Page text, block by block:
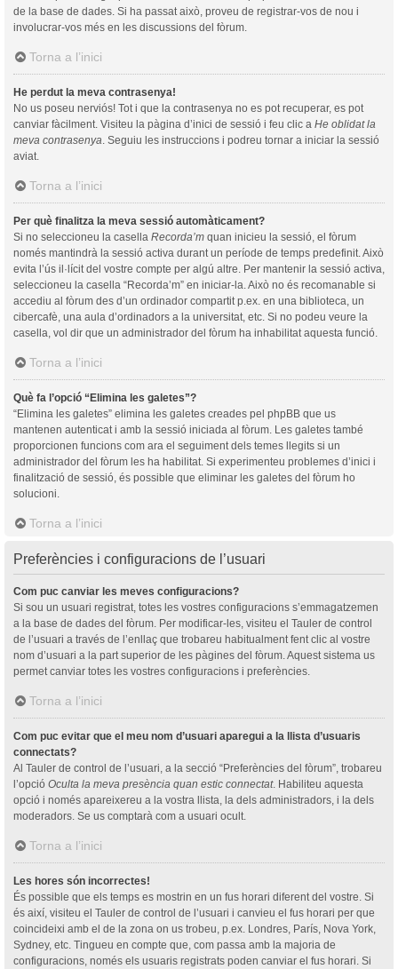
de la base de dades. Si ha passat això, proveu de registrar-vos de nou i
involucrar-vos més en les discussions del fòrum.
Torna a l’inici
He perdut la meva contrasenya!
No us poseu nerviós! Tot i que la contrasenya no es pot recuperar, es pot
canviar fàcilment. Visiteu la pàgina d’inici de sessió i feu clic a He oblidat la
meva contrasenya . Seguiu les instruccions i podreu tornar a iniciar la sessió
aviat.
Torna a l’inici
Per què finalitza la meva sessió automàticament?
Si no seleccioneu la casella Recorda’m quan inicieu la sessió, el fòrum
només mantindrà la sessió activa durant un període de temps predefinit. Això
evita l’ús il·lícit del vostre compte per algú altre. Per mantenir la sessió activa,
seleccioneu la casella “Recorda’m” en iniciar-la. Això no és recomanable si
accediu al fòrum des d’un ordinador compartit p.ex. en una biblioteca, un
cibercafè, una aula d’ordinadors a la universitat, etc. Si no podeu veure la
casella, vol dir que un administrador del fòrum ha inhabilitat aquesta funció.
Torna a l’inici
Què fa l’opció “Elimina les galetes”?
“Elimina les galetes” elimina les galetes creades pel phpBB que us
mantenen autenticat i amb la sessió iniciada al fòrum. Les galetes també
proporcionen funcions com ara el seguiment dels temes llegits si un
administrador del fòrum les ha habilitat. Si experimenteu problemes d’inici i
finalització de sessió, és possible que eliminar les galetes del fòrum ho
solucioni.
Torna a l’inici
Preferències i configuracions de l’usuari
Com puc canviar les meves configuracions?
Si sou un usuari registrat, totes les vostres configuracions s’emmagatzemen
a la base de dades del fòrum. Per modificar-les, visiteu el Tauler de control
de l’usuari a través de l’enllaç que trobareu habitualment fent clic al vostre
nom d’usuari a la part superior de les pàgines del fòrum. Aquest sistema us
permet canviar totes les vostres configuracions i preferències.
Torna a l’inici
Com puc evitar que el meu nom d’usuari aparegui a la llista d’usuaris
connectats?
Al Tauler de control de l’usuari, a la secció “Preferències del fòrum”, trobareu
l’opció Oculta la meva presència quan estic connectat. Habiliteu aquesta
opció i només apareixereu a la vostra llista, la dels administradors, i la dels
moderadors. Se us comptarà com a usuari ocult.
Torna a l’inici
Les hores són incorrectes!
És possible que els temps es mostrin en un fus horari diferent del vostre. Si
és així, visiteu el Tauler de control de l’usuari i canvieu el fus horari per que
coincideixi amb el de la zona on us trobeu, p.ex. Londres, París, Nova York,
Sydney, etc. Tingueu en compte que, com passa amb la majoria de
configuracions, només els usuaris registrats poden canviar el fus horari. Si